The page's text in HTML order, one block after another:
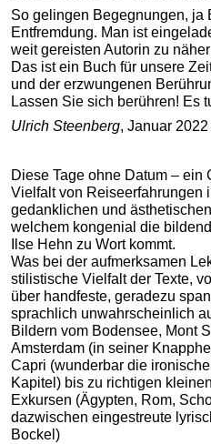
So gelingen Begegnungen, ja
Entfremdung. Man ist
weit gereisten Autorin zu
Das ist ein Buch für unsere
und der erzwungenen
Lassen Sie sich berühren! Es
Ulrich Steenberg, Januar 2022
Diese Tage ohne Datum – ein
Vielfalt von Reiseerfahrungen
gedanklichen und
welchem kongenial die
Ilse Hehn zu Wort kommt.
Was bei der aufmerksamen
stilistische Vielfalt der Texte,
über handfeste, geradezu
sprachlich unwahrscheinlich
Bildern vom Bodensee, Mont
Amsterdam (in seiner
Capri (wunderbar die
Kapitel) bis zu richtigen
Exkursen (Ägypten, Rom,
dazwischen eingestreute
Bockel)